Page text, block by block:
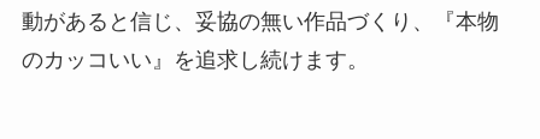
動があると信じ、妥協の無い作品づくり、『本物
のカッコいい』を追求し続けます。